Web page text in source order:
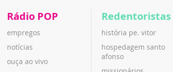
Rádio POP
empregos
notícias
ouça ao vivo
Redentoristas
história pe. vitor
hospedagem santo
afonso